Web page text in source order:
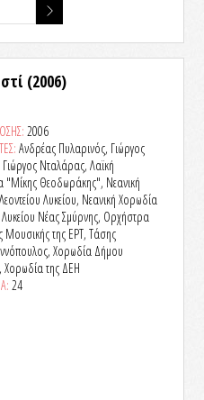
(2006)
2006
Ανδρέας Πυλαρινός, Γιώργος
Γιώργος Νταλάρας, Λαϊκή
"Μίκης Θεοδωράκης", Νεανική
Λυκείου, Νεανική Χορωδία
Λυκείου Νέας Σμύρνης, Ορχήστρα
Μουσικής της ΕΡΤ, Τάσης
Χορωδία Δήμου
Χορωδία της ΔΕΗ
24